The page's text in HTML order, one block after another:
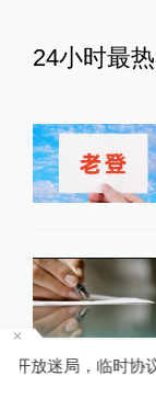
24小时最热
达
未